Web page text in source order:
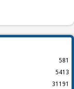
581
5413
31191